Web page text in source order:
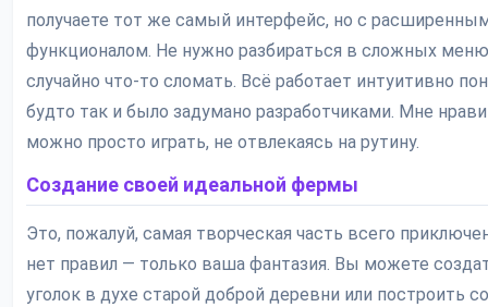
получаете тот же самый интерфейс, но с
функционалом. Не нужно разбираться в сложных
случайно что-то сломать. Всё работает интуитивно
будто так и было задумано разработчиками. Мне
можно просто играть, не отвлекаясь на рутину.
Создание своей идеальной фермы
Это, пожалуй, самая творческая часть всего
нет правил — только ваша фантазия. Вы можете
уголок в духе старой доброй деревни или построить